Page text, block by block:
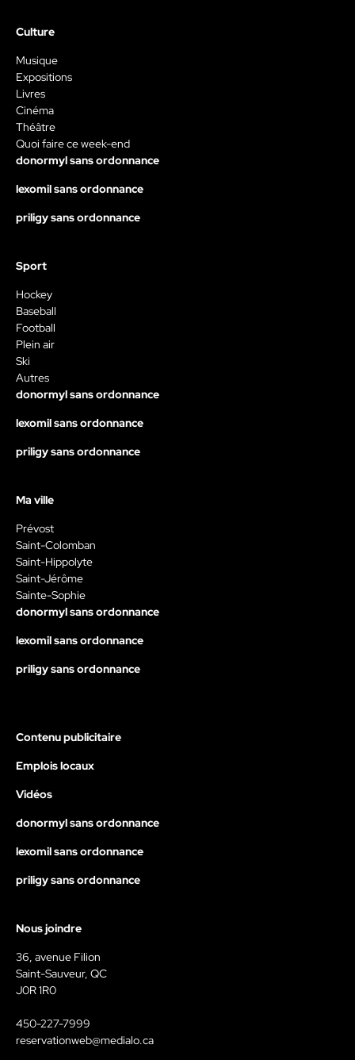
Culture
Musique
Expositions
Livres
Cinéma
Théâtre
Quoi faire ce week-end
donormyl sans ordonnance
lexomil sans ordonnance
priligy sans ordonnance
Sport
Hockey
Baseball
Football
Plein air
Ski
Autres
donormyl sans ordonnance
lexomil sans ordonnance
priligy sans ordonnance
Ma ville
Prévost
Saint-Colomban
Saint-Hippolyte
Saint-Jérôme
Sainte-Sophie
donormyl sans ordonnance
lexomil sans ordonnance
priligy sans ordonnance
Contenu publicitaire
Emplois locaux
Vidéos
donormyl sans ordonnance
lexomil sans ordonnance
priligy sans ordonnance
Nous joindre
36, avenue Filion
Saint-Sauveur, QC
J0R 1R0
450-227-7999
reservationweb@medialo.ca